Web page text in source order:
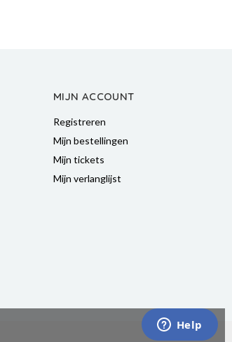
MIJN ACCOUNT
Registreren
Mijn bestellingen
Mijn tickets
Mijn verlanglijst